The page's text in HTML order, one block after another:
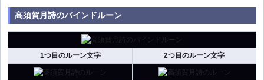
高須賀月詩のバインドルーン
1つ目のルーン文字 2つ目のルーン文字